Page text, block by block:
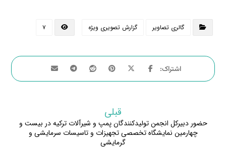
گالری تصاویر گزارش تصویری ویژه ۷
قبلی
حضور دبیرکل انجمن تولیدکنندگان پمپ و شیرآلات ترکیه در بیست و
چهارمین نمایشگاه تخصصی تجهیزات و تاسیسات سرمایشی و
گرمایشی